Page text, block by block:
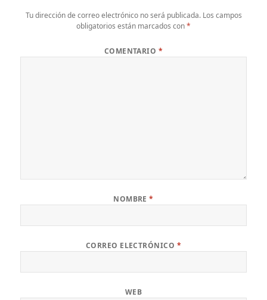
Tu dirección de correo electrónico no será publicada. Los campos
obligatorios están marcados con*
COMENTARIO *
NOMBRE*
CORREO ELECTRÓNICO *
WEB